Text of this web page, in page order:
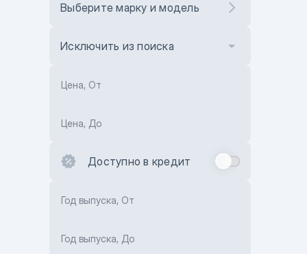
Выберите марку и модель
Исключить из поиска
Цена, От
Цена, До
Доступно в кредит
Год выпуска, От
Год выпуска, До